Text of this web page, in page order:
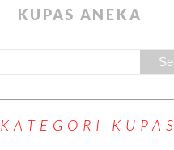
KUPAS ANEKA
KATEGORI KUPAS